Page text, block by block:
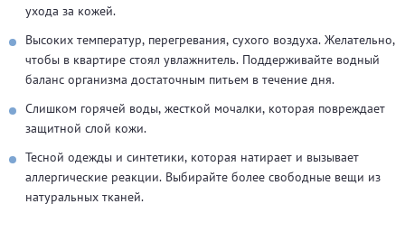
ухода за кожей.
Высоких температур, перегревания, сухого воздуха. Желательно,
чтобы в квартире стоял увлажнитель. Поддерживайте водный
баланс организма достаточным питьем в течение дня.
Слишком горячей воды, жесткой мочалки, которая повреждает
защитной слой кожи.
Тесной одежды и синтетики, которая натирает и вызывает
аллергические реакции. Выбирайте более свободные вещи из
натуральных тканей.